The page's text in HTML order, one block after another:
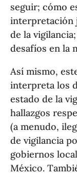
seguir; cómo
interpretación
de la
desafíos en la
Así mismo,
interpreta los
estado de la
hallazgos
(a menudo,
de vigilancia
gobiernos
México.